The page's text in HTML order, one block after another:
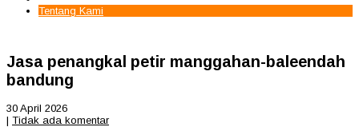
Tentang Kami
Jasa penangkal petir manggahan-baleendah
bandung
30 April 2026
| Tidak ada komentar